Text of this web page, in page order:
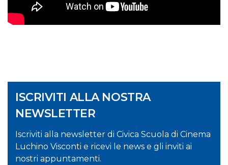
ISCRIVITI ALLA NOSTRA
NEWSLETTER
Iscriviti alla newsletter di Civica Scuola di Cinema
Luchino Visconti e ricevi le news e gli inviti ai
nostri appuntamenti.